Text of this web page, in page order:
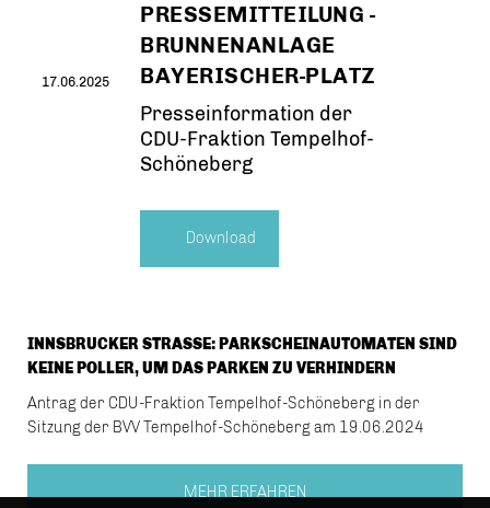
17.06.2025
PRESSEMITTEILUNG -
BRUNNENANLAGE
BAYERISCHER-PLATZ
Presseinformation der
CDU-Fraktion Tempelhof-
Schöneberg
Download
INNSBRUCKER STRASSE: PARKSCHEINAUTOMATEN SIND K
EINE POLLER, UM DAS PARKEN ZU VERHINDERN
Antrag der CDU-Fraktion Tempelhof-Schöneberg in der
Sitzung der BVV Tempelhof-Schöneberg am 19.06.2024
MEHR ERFAHREN